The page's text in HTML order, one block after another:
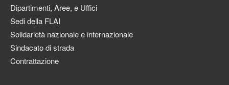
Dipartimenti, Aree, e Uffici
Sedi della FLAI
Solidarietà nazionale e internazionale
Sindacato di strada
Contrattazione